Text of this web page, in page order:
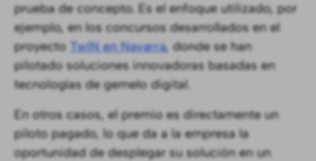
prueba de concepto. Es el enfoque utilizado, por
ejemplo, en los concursos desarrollados en el
proyecto
TwIN en Navarra, donde se han
pilotado soluciones innovadoras basadas en
tecnologías de gemelo digital.
En otros casos, el premio es directamente un
piloto pagado, lo que da a la empresa la
oportunidad de desplegar su solución en un